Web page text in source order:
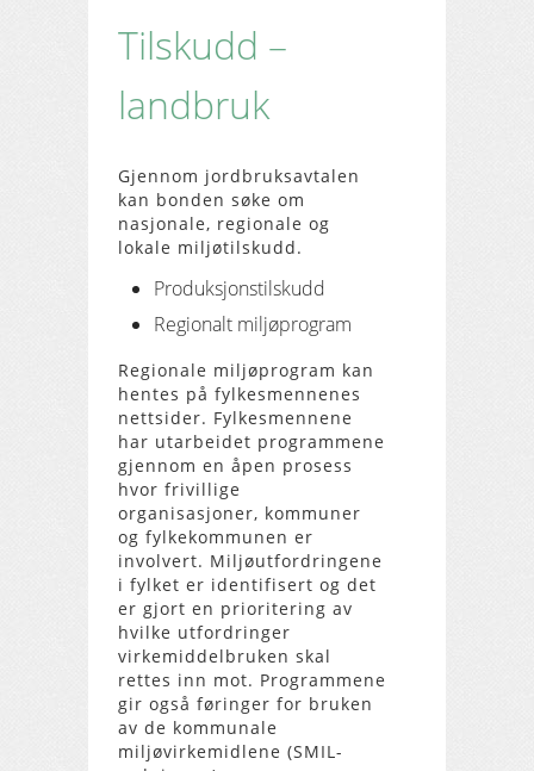
Tilskudd –
landbruk
Gjennom jordbruksavtalen
kan bonden søke om
nasjonale, regionale og
lokale miljøtilskudd.
Produksjonstilskudd
Regionalt miljøprogram
Regionale miljøprogram kan
hentes på fylkesmennenes
nettsider. Fylkesmennene
har utarbeidet programmene
gjennom en åpen prosess
hvor frivillige
organisasjoner, kommuner
og fylkekommunen er
involvert. Miljøutfordringene
i fylket er identifisert og det
er gjort en prioritering av
hvilke utfordringer
virkemiddelbruken skal
rettes inn mot. Programmene
gir også føringer for bruken
av de kommunale
miljøvirkemidlene (SMIL-